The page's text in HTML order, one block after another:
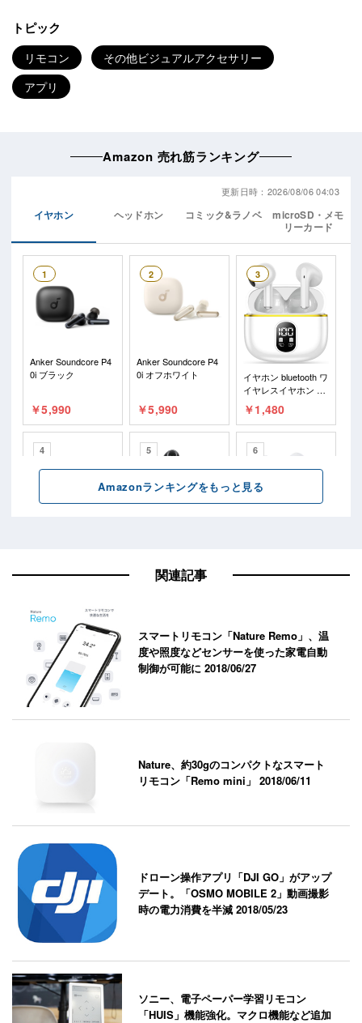
トピック
リモコン
その他ビジュアルアクセサリー
アプリ
関連記事
スマートリモコン「Nature Remo」、温
度や照度などセンサーを使った家電自動
制御が可能に2018/06/27
Nature、約30gのコンパクトなスマート
リモコン「Remo mini」2018/06/11
ドローン操作アプリ「DJI GO」がアップ
デート。「OSMO MOBILE 2」動画撮影
時の電力消費を半減2018/05/23
ソニー、電子ペーパー学習リモコン
「HUIS」機能強化。マクロ機能など追加